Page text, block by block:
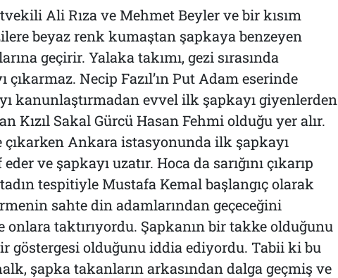
Ali Rıza ve Mehmet Beyler ve bir kısım
beyaz renk kumaştan şapkaya benzeyen
geçirir. Yalaka takımı, gezi sırasında
çıkarmaz. Necip Fazıl’ın Put Adam eserinde
kanunlaştırmadan evvel ilk şapkayı giyenlerden
Kızıl Sakal Gürcü Hasan Fehmi olduğu yer alır.
çıkarken Ankara istasyonunda ilk şapkayı
ve şapkayı uzatır. Hoca da sarığını çıkarıp
tespitiyle Mustafa Kemal başlangıç olarak
sahte din adamlarından geçeceğini
onlara taktırıyordu. Şapkanın bir takke olduğunu
göstergesi olduğunu iddia ediyordu. Tabii ki bu
şapka takanların arkasından dalga geçmiş ve